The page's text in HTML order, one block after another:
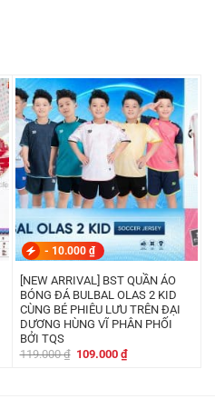
- 10.000 ₫
[NEW ARRIVAL] BST QUẦN ÁO
BÓNG ĐÁ BULBAL OLAS 2 KID
CÙNG BÉ PHIÊU LƯU TRÊN ĐẠI
DƯƠNG HÙNG VĨ PHÂN PHỐI
BỞI TQS
119.000₫ Giá
109.000₫Giá